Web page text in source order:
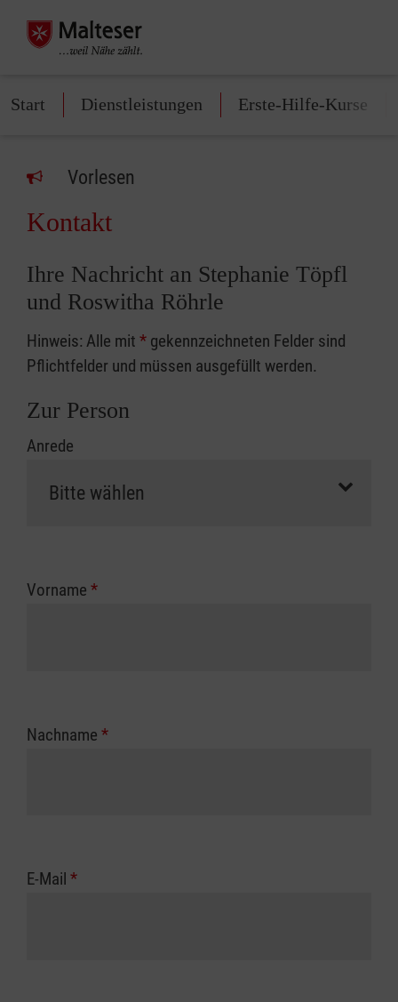
Start Dienstleistungen Erste-Hilfe-Kurse
Vorlesen
Kontakt
Ihre Nachricht an Stephanie Töpfl
und Roswitha Röhrle
Hinweis: Alle mit * gekennzeichneten Felder sind
Pflichtfelder und müssen ausgefüllt werden.
Zur Person
Anrede
Vorname *
Nachname *
E-Mail *